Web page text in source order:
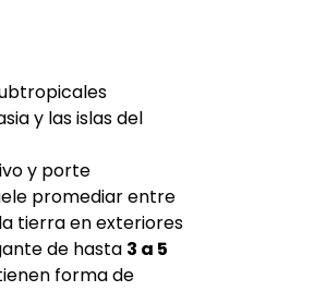
y las islas del
y porte
promediar entre
tierra en exteriores
de hasta 3 a 5
forma de